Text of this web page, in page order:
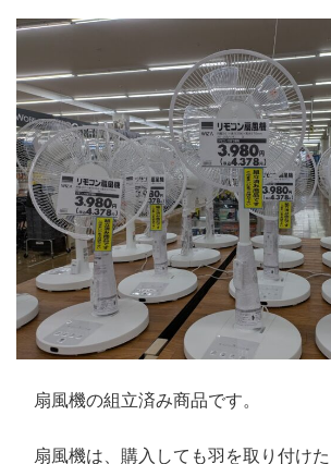
扇風機の組立済み商品です。
扇風機は、購入しても羽を取り付け